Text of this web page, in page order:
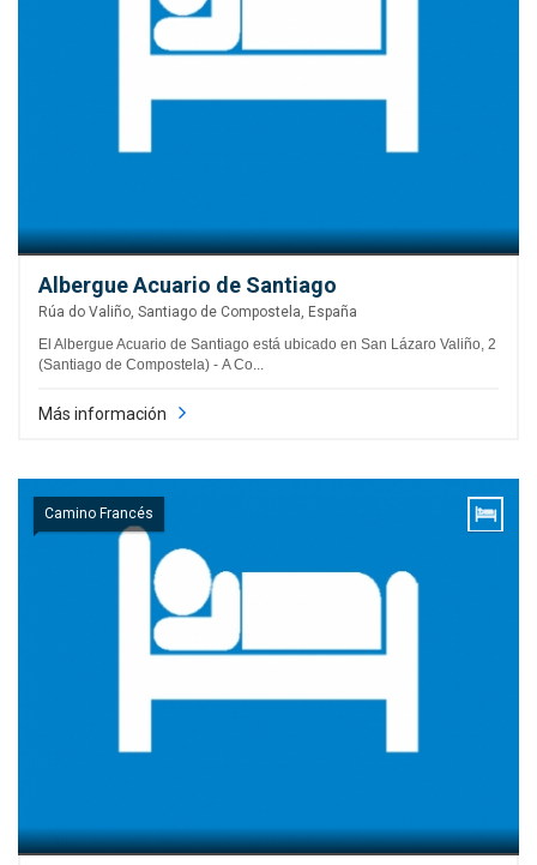
Albergue Acuario de Santiago
Rúa do Valiño, Santiago de Compostela, España
El Albergue Acuario de Santiago está ubicado en San Lázaro Valiño, 2
(Santiago de Compostela) - A Co...
Más información
Camino Francés